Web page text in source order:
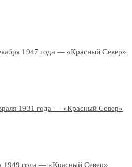
1947 года — «Красный Север»
1931 года — «Красный Север»
1949 года — «Красный Север»